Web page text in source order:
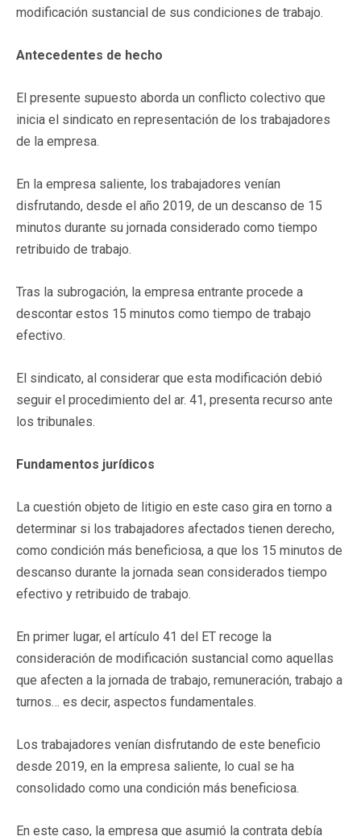
modificación sustancial de sus condiciones de trabajo.
Antecedentes de hecho
El presente supuesto aborda un conflicto colectivo que
inicia el sindicato en representación de los trabajadores
de la empresa.
En la empresa saliente, los trabajadores venían
disfrutando, desde el año 2019, de un descanso de 15
minutos durante su jornada considerado como tiempo
retribuido de trabajo.
Tras la subrogación, la empresa entrante procede a
descontar estos 15 minutos como tiempo de trabajo
efectivo.
El sindicato, al considerar que esta modificación debió
seguir el procedimiento del ar. 41, presenta recurso ante
los tribunales.
Fundamentos jurídicos
La cuestión objeto de litigio en este caso gira en torno a
determinar si los trabajadores afectados tienen derecho,
como condición más beneficiosa, a que los 15 minutos de
descanso durante la jornada sean considerados tiempo
efectivo y retribuido de trabajo.
En primer lugar, el artículo 41 del ET recoge la
consideración de modificación sustancial como aquellas
que afecten a la jornada de trabajo, remuneración, trabajo a
turnos… es decir, aspectos fundamentales.
Los trabajadores venían disfrutando de este beneficio
desde 2019, en la empresa saliente, lo cual se ha
consolidado como una condición más beneficiosa.
En este caso, la empresa que asumió la contrata debía